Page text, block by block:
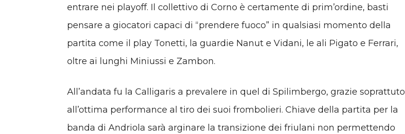
entrare nei playoff. Il collettivo di Corno è certamente di prim’ordine, basti
pensare a giocatori capaci di “prendere fuoco” in qualsiasi momento della
partita come il play Tonetti, la guardie Nanut e Vidani, le ali Pigato e Ferrari,
oltre ai lunghi Miniussi e Zambon.
All’andata fu la Calligaris a prevalere in quel di Spilimbergo, grazie soprattuto
all’ottima performance al tiro dei suoi frombolieri. Chiave della partita per la
banda di Andriola sarà arginare la transizione dei friulani non permettendo